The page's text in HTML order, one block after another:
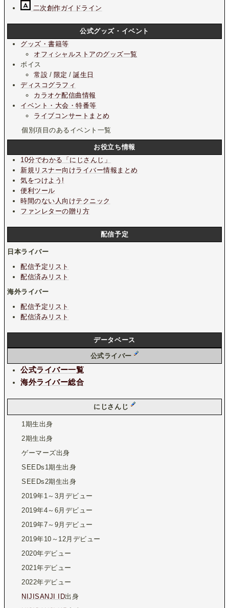
二次創作ガイドライン
公式グッズ・イベント
グッズ・書籍等
オフィシャルストアのグッズ一覧
ボイス
常設 / 限定 /誕生日
ディスコグラフィ
カラオケ配信曲情報
イベント・大会・特番等
ライブコンサートまとめ
個別項目のあるイベント一覧
お役立ち情報
10分でわかる「にじさんじ」
新規リスナー向けライバー情報まとめ
気をつけよう!
便利ツール
時間のない人向けテクニック
ファンレターの贈り方
配信予定
日本ライバー
配信予定リスト
配信済みリスト
海外ライバー
配信予定リスト
配信済みリスト
データベース
公式ライバー
公式ライバー一覧
海外ライバー総合
にじさんじ
1期生出身
2期生出身
ゲーマーズ出身
SEEDs1期生出身
SEEDs2期生出身
2019年1～3月デビュー
2019年4～6月デビュー
2019年7～9月デビュー
2019年10～12月デビュー
2020年デビュー
2021年デビュー
2022年デビュー
NIJISANJI ID出身